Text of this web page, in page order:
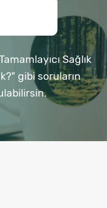
Sağlık
gibi soruların